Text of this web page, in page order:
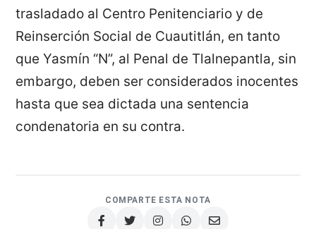
trasladado al Centro Penitenciario y de
Reinserción Social de Cuautitlán, en tanto
que Yasmín “N”, al Penal de Tlalnepantla, sin
embargo, deben ser considerados inocentes
hasta que sea dictada una sentencia
condenatoria en su contra.
COMPARTE ESTA NOTA